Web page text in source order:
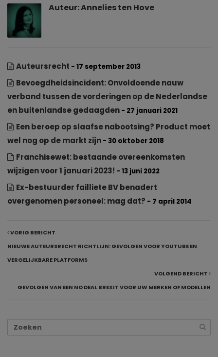
Auteur:Annelies ten Hove
Auteursrecht - 17 september 2013
Bevoegdheidsincident: Onvoldoende nauw
verband tussen de vorderingen op de Nederlandse
en buitenlandse gedaagden - 27 januari 2021
Een beroep op slaafse nabootsing? Product moet
wel nog op de markt zijn - 30 oktober 2018
Franchisewet: bestaande overeenkomsten
wijzigen voor 1 januari 2023! - 13 juni 2022
Ex-bestuurder failliete BV benadert
overgenomen personeel: mag dat? - 7 april 2014
VORIG BERICHT
NIEUWE AUTEURSRECHT RICHTLIJN: GEVOLGEN VOOR YOUTUBE EN
VERGELIJKBARE PLATFORMS
VOLGEND BERICHT
GEVOLGEN VAN EEN NO DEAL BREXIT VOOR UW MERKEN OF MODELLEN